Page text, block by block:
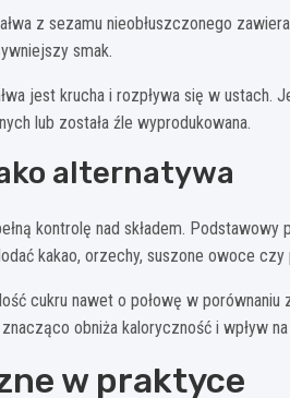
z sezamu nieobłuszczonego
smak.
jest krucha i rozpływa się w
lub została źle wyprodukowana.
alternatywa
kontrolę nad składem.
kakao, orzechy, suszone owoce czy
cukru nawet o połowę w
obniża kaloryczność i wpływ
w praktyce